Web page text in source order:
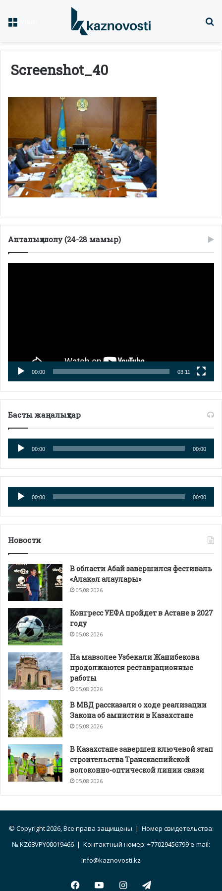
Screenshot_40
Апталық шолу (24-28 мамыр)
00:00 03:11
Басты жаңалықтар
Аудиоплеер
00:00 00:00
Аудиоплеер
00:00 00:00
Новости
В области Абай завершился фестиваль
«Алакөл алаулары»
05.08.2026
Конгресс УЕФА пройдет в Астане в 2027
году
05.08.2026
На мавзолее Узбекали Жанибекова
продолжаются реставрационные
работы
05.08.2026
В МВД рассказали о ходе реализации
Закона об амнистии в Казахстане
05.08.2026
В Казахстане завершен ключевой этап
строительства Транскаспийской
волоконно-оптической линии связи
05.08.2026
© Copyright 2026, Все права защищены | Номер свидетельства:
№ KZ68VPY00019466 | Контактный номер: +77029456799 e-mail:
info@kaznovosti.kz
Facebook
YouTubeInstagramTelegram